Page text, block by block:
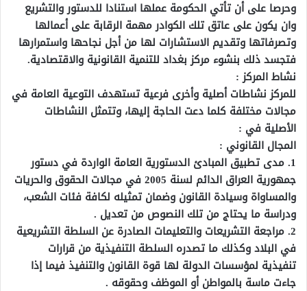
وحرصا على أن تأتي الحكومة عملها استنادا للدستور والتشريع
وان يكون على عاتق تلك الكوادر مهمة الرقابة على أعمالها
وتصرفاتها وتقديم الاستشارات لها من أجل نجاحها واستمرارها
فتجسد ذلك بنشوء مركز بغداد للتنمية القانونية والاقتصادية.
نشاط المركز :
للمركز نشاطات أصلية وأخرى فرعية تستهدف التوعية العامة في
مجالات مختلفة كلما دعت الحاجة إليها، وتتمثل النشاطات
الأصلية في :
المجال القانوني :
1. مدى تطبيق المبادئ الدستورية العامة الواردة في دستور
جمهورية العراق الدائم لسنة 2005 في مجالات الحقوق والحريات
والمساواة وسيادة القانون وضمان تمثيله لكافة فئات الشعب،
ودراسة ما يحتاج من تلك النصوص من تعديل .
2. مراجعة التشريعات والتعليمات الصادرة عن السلطة التشريعية
في البلاد وكذلك ما تصدره السلطة التنفيذية من قرارات
تنفيذية لمؤسسات الدولة لها قوة القانون والتنفيذ فيما إذا
جاءت ماسة بالمواطن أو الموظف وحقوقه .